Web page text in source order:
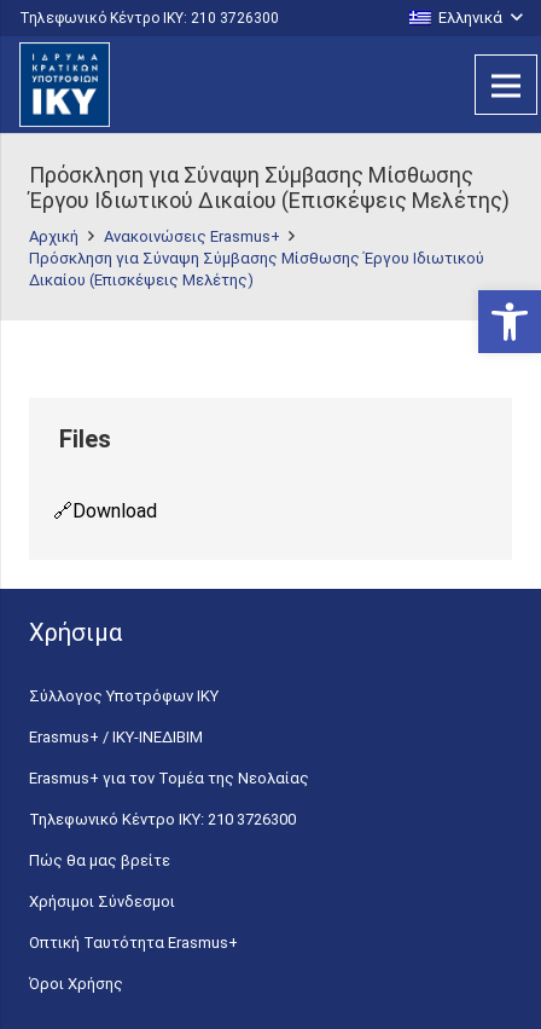
Τηλεφωνικό Κέντρο IKY: 210 3726300 Ελληνικά
Πρόσκληση για Σύναψη Σύμβασης Μίσθωσης
Έργου Ιδιωτικού Δικαίου (Επισκέψεις Μελέτης)
Αρχική
Ανακοινώσεις Erasmus+
Πρόσκληση για Σύναψη Σύμβασης Μίσθωσης Έργου Ιδιωτικού
Δικαίου (Επισκέψεις Μελέτης)
Download
Χρήσιμα
Σύλλογος Υποτρόφων ΙΚΥ
Erasmus+ / ΙΚΥ-ΙΝΕΔΙΒΙΜ
Erasmus+ για τον Τομέα της Νεολαίας
Τηλεφωνικό Κέντρο IKY: 210 3726300
Πώς θα μας βρείτε
Χρήσιμοι Σύνδεσμοι
Οπτική Ταυτότητα Erasmus+
Όροι Χρήσης